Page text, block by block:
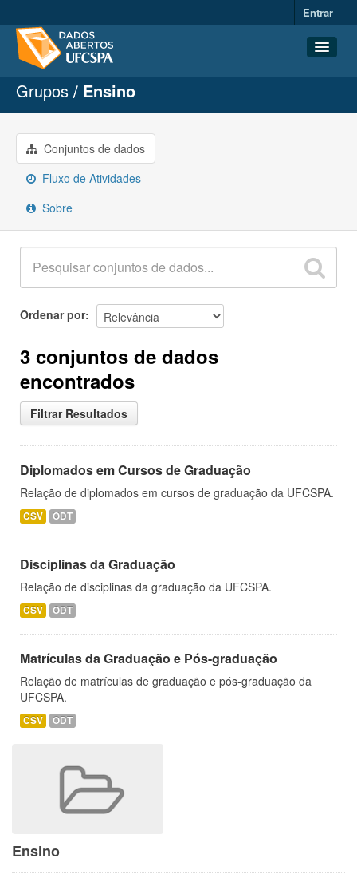
Entrar
Conjuntos de dados
Organizações
Grupos
Sobre
Grupos Ensino
Conjuntos de dados
Fluxo de Atividades
Sobre
Ordenar por
3 conjuntos de dados
encontrados
Filtrar Resultados
Diplomados em Cursos de Graduação
Relação de diplomados em cursos de graduação da UFCSPA.
CSV ODT
Disciplinas da Graduação
Relação de disciplinas da graduação da UFCSPA.
CSV ODT
Matrículas da Graduação e Pós-graduação
Relação de matrículas de graduação e pós-graduação da
UFCSPA.
CSV ODT
Ensino